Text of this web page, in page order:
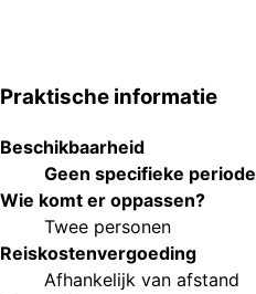
Praktische informatie
Beschikbaarheid
Geen specifieke periode
Wie komt er oppassen?
Twee personen
Reiskostenvergoeding
Afhankelijk van afstand